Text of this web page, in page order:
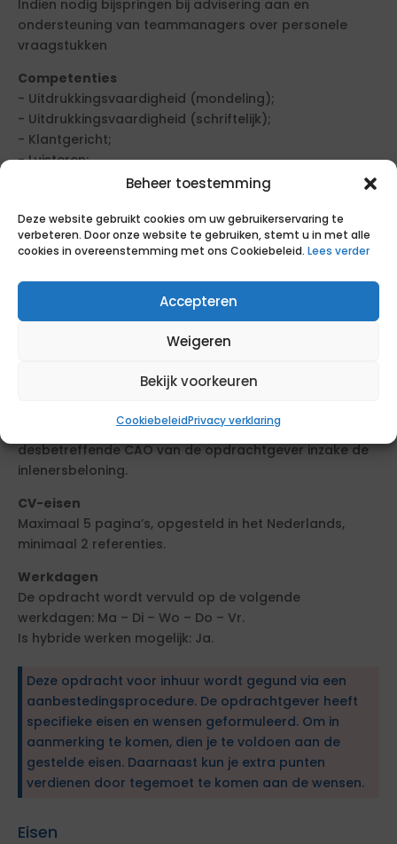
Beheer toestemming
Deze website gebruikt cookies om uw gebruikerservaring te
verbeteren. Door onze website te gebruiken, stemt u in met alle
cookies in overeenstemming met ons Cookiebeleid. Lees verder
Accepteren
Weigeren
Bekijk voorkeuren
CookiebeleidPrivacy verklaring
Indien nodig bijspringen bij advisering aan en
ondersteuning van teammanagers over personele
vraagstukken
Competenties
- Uitdrukkingsvaardigheid (mondeling);
- Uitdrukkingsvaardigheid (schriftelijk);
- Klantgericht;
- Luisteren;
- Doorzettingsvermogen;
- Resultaatgericht werken;
- Samenwerken;
- Kritisch;
- Analyserend vermogen.
Benodigd aantal professionals
schaal 10A. Deze functieschaal is verbonden aan de
desbetreffende CAO van de opdrachtgever inzake de
inlenersbeloning.
CV-eisen
Maximaal 5 pagina’s, opgesteld in het Nederlands,
minimaal 2 referenties.
Werkdagen
De opdracht wordt vervuld op de volgende
werkdagen: Ma – Di – Wo – Do – Vr.
Is hybride werken mogelijk: Ja.
Deze opdracht voor inhuur wordt gegund via een
aanbestedingsprocedure. De opdrachtgever heeft
specifieke eisen en wensen geformuleerd. Om in
aanmerking te komen, dien je te voldoen aan de
gestelde eisen. Daarnaast kun je extra punten
verdienen door tegemoet te komen aan de wensen.
Eisen